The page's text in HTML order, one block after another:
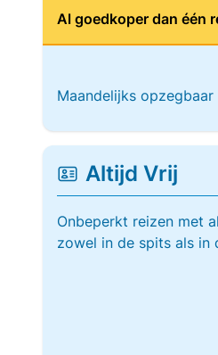
Al goedkoper dan één
Maandelijks opzegbaar
Altijd Vrij
Onbeperkt reizen met
zowel in de spits als in